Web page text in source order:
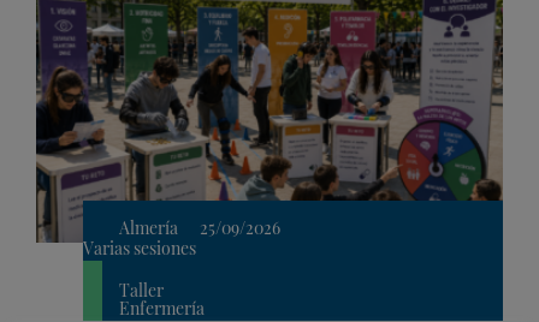
Almería
25/09/2026
Varias sesiones
Taller
Enfermería